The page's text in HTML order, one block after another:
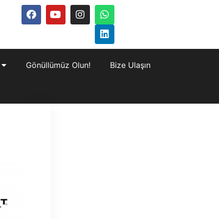
Gönüllümüz Olun! Bize Ulaşın